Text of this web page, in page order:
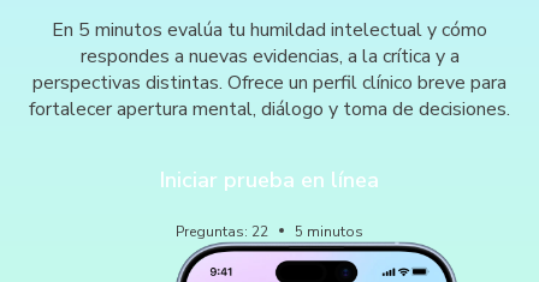
En 5 minutos evalúa tu humildad intelectual y cómo
respondes a nuevas evidencias, a la crítica y a
perspectivas distintas. Ofrece un perfil clínico breve para
fortalecer apertura mental, diálogo y toma de decisiones.
Iniciar prueba en línea
Preguntas: 22 5 minutos